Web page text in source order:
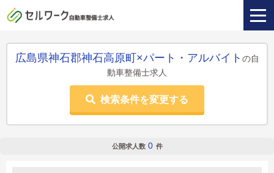
広島県神石郡神石高原町×パート・アルバイト の自
動車整備士求人
検索条件を変更する
公開求人数 0 件